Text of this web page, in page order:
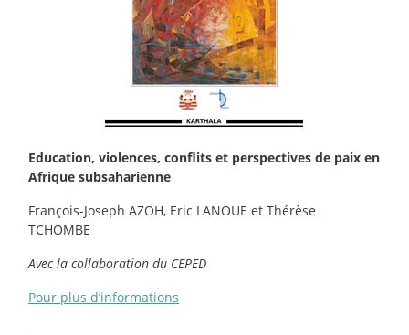
Education, violences, conflits et perspectives de paix en
Afrique subsaharienne
François-Joseph AZOH, Eric LANOUE et Thérèse
TCHOMBE
Avec la collaboration du CEPED
Pour plus d’informations